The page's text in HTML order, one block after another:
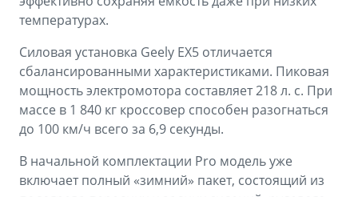
температурах.
Силовая установка Geely EX5 отличается
сбалансированными характеристиками. Пиковая
мощность электромотора составляет 218 л. с. При
массе в 1 840 кг кроссовер способен разогнаться
до 100 км/ч всего за 6,9 секунды.
В начальной комплектации Pro модель уже
включает полный «зимний» пакет, состоящий из